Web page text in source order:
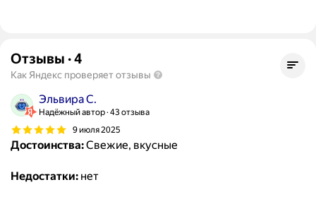
Отзывы ·4
Как Яндекс проверяет отзывы
Эльвира С.
Надёжный автор 43 отзыва
9 июля 2025
Достоинства:Свежие, вкусные
Недостатки: нет